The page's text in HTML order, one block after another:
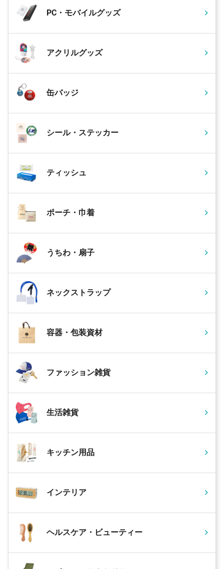
PC・モバイルグッズ
アクリルグッズ
缶バッジ
シール・ステッカー
ティッシュ
ポーチ・巾着
うちわ・扇子
ネックストラップ
容器・包装資材
ファッション雑貨
生活雑貨
キッチン用品
インテリア
ヘルスケア・ビューティー